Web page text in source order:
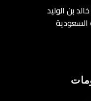
ماجيستي؟
جدة - حي الشرفية ٫ شارع خالد بن الوليد